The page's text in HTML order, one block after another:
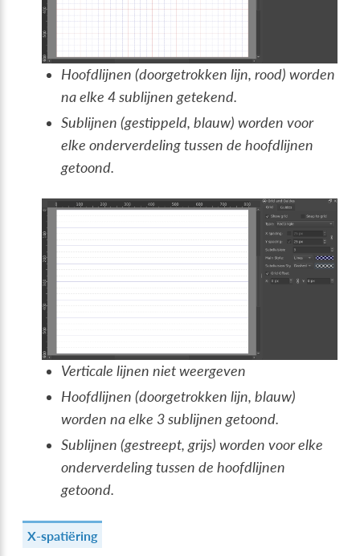
Hoofdlijnen (doorgetrokken lijn, rood) worden
na elke 4 sublijnen getekend.
Sublijnen (gestippeld, blauw) worden voor
elke onderverdeling tussen de hoofdlijnen
getoond.
Verticale lijnen niet weergeven
Hoofdlijnen (doorgetrokken lijn, blauw)
worden na elke 3 sublijnen getoond.
Sublijnen (gestreept, grijs) worden voor elke
onderverdeling tussen de hoofdlijnen
getoond.
X-spatiëring